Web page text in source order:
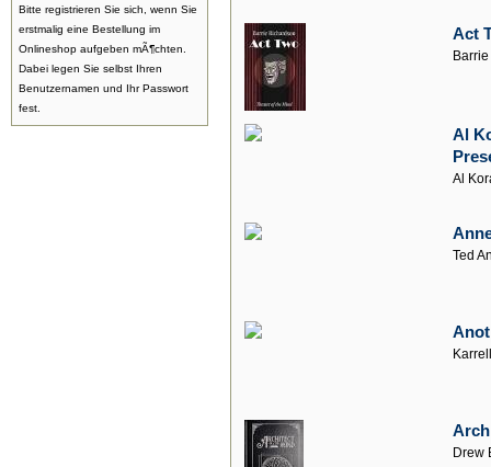
Bitte registrieren Sie sich, wenn Sie
erstmalig eine Bestellung im
Onlineshop aufgeben mÃ¶chten.
Dabei legen Sie selbst Ihren
Benutzernamen und Ihr Passwort
fest.
Act
Al
Al
Ted
Drew